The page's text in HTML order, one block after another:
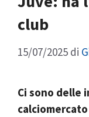
club
15/07/2025 di
Ci sono delle